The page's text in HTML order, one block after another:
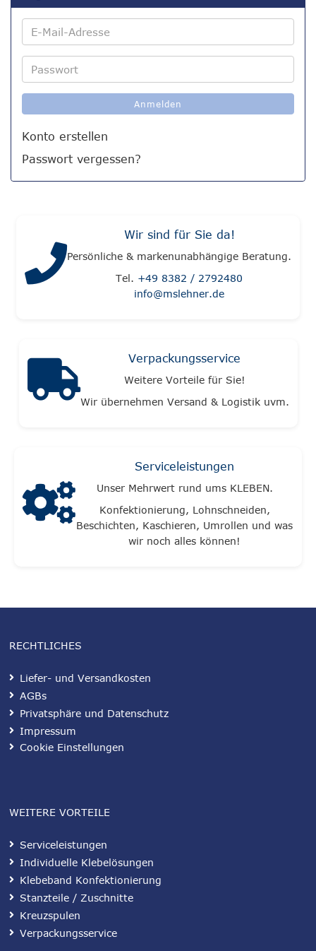
E-
Mail-
Passwort
Anmelden
Konto erstellen
Passwort vergessen?
Wir sind für Sie da!
Persönliche & markenunabhängige Beratung.
Tel. +49 8382 / 2792480
info@mslehner.de
Verpackungsservice
Weitere Vorteile für Sie!
Wir übernehmen Versand & Logistik uvm.
Serviceleistungen
Unser Mehrwert rund ums KLEBEN.
Konfektionierung, Lohnschneiden,
Beschichten, Kaschieren, Umrollen und was
wir noch alles können!
RECHTLICHES
Liefer- und Versandkosten
AGBs
Privatsphäre und Datenschutz
Impressum
Cookie Einstellungen
WEITERE VORTEILE
Serviceleistungen
Individuelle Klebelösungen
Klebeband Konfektionierung
Stanzteile / Zuschnitte
Kreuzspulen
Verpackungsservice